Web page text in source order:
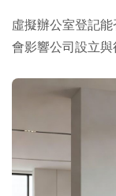
虛擬辦公室登記
會影響公司設立與